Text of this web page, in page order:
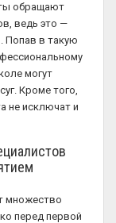
обращают
ведь это —
Попав в такую
могут
Кроме того,
не исключат и
множество
перед первой